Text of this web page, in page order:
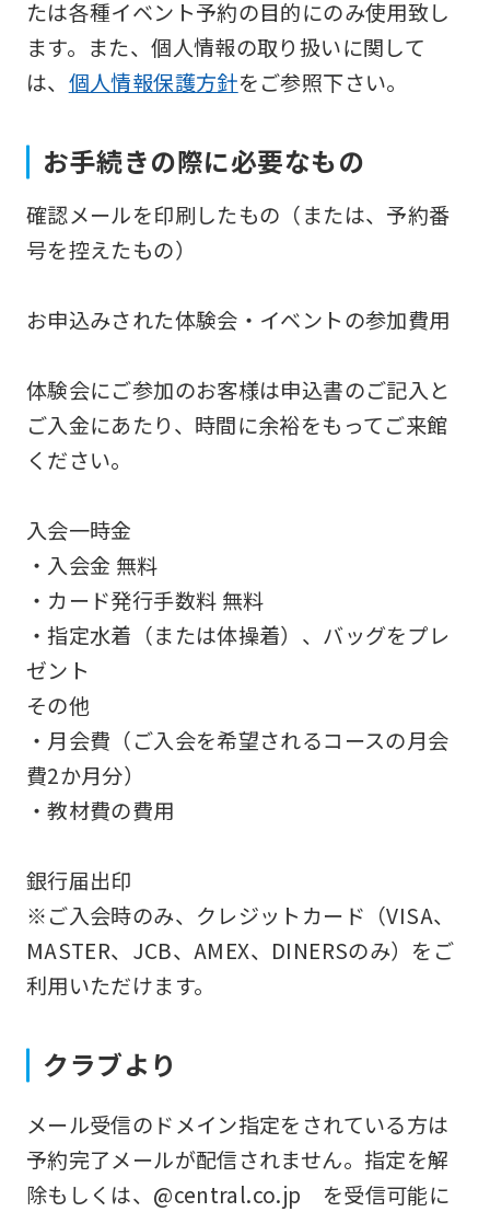
たは各種イベント予約の目的にのみ使用致し
ます。また、個人情報の取り扱いに関して
は、 個人情報保護方針をご参照下さい。
お手続きの際に必要なもの
確認メールを印刷したもの（または、予約番
号を控えたもの）
お申込みされた体験会・イベントの参加費用
体験会にご参加のお客様は申込書のご記入と
ご入金にあたり、時間に余裕をもってご来館
ください。
入会一時金
・入会金 無料
・カード発行手数料 無料
・指定水着（または体操着）、バッグをプレ
ゼント
その他
・月会費（ご入会を希望されるコースの月会
費2か月分）
・教材費の費用
銀行届出印
※ご入会時のみ、クレジットカード（VISA、
MASTER、JCB、AMEX、DINERSのみ）をご
利用いただけます。
クラブより
メール受信のドメイン指定をされている方は
予約完了メールが配信されません。指定を解
除もしくは、@central.co.jp を受信可能に
version
of
this
will
be
so
may
not
The
translation
from
ask
that
before
using
the